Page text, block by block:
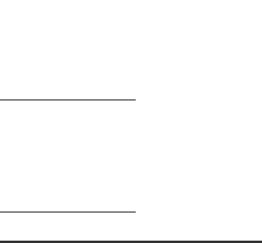
Darüber
Kraft aufs Pedal zu
Madone noch